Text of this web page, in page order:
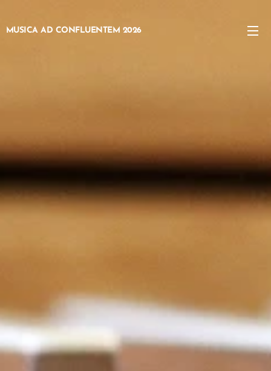
MUSICA AD CONFLUENTEM 2026